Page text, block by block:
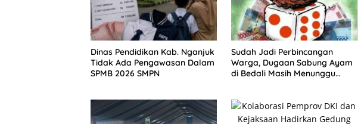
Dinas Pendidikan Kab. Nganjuk
Tidak Ada Pengawasan Dalam
SPMB 2026 SMPN
Sudah Jadi Perbincangan
Warga, Dugaan Sabung Ayam
di Bedali Masih Menunggu